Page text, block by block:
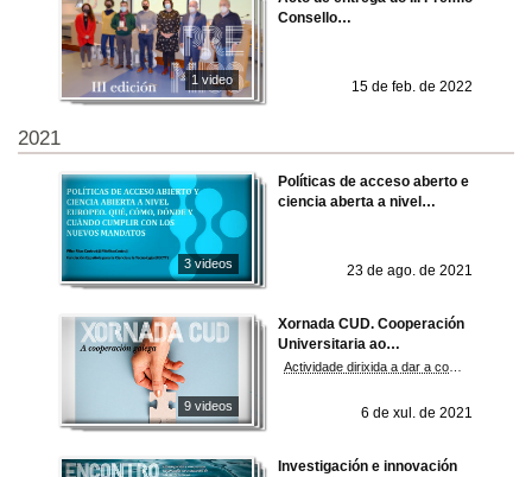
1 video
Consello
Axenda 2030, cooperación
15 de feb. de 2022
2021
3 videos
Políticas de acceso aberto e
ciencia aberta a nivel
23 de ago. de 2021
9 videos
Xornada CUD. Cooperación
Universitaria ao
Desenvolvemento
6 de xul. de 2021
Investigación e innovación